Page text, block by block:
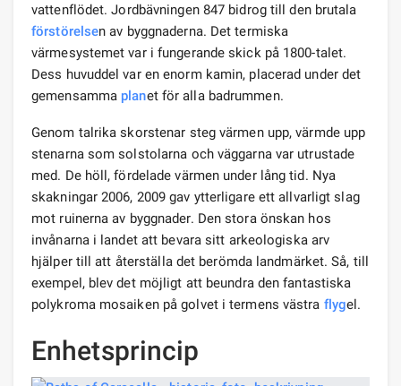
vattenflödet. Jordbävningen 847 bidrog till den brutala
förstörelsen av byggnaderna. Det termiska
värmesystemet var i fungerande skick på 1800-talet.
Dess huvuddel var en enorm kamin, placerad under det
gemensamma planet för alla badrummen.
Genom talrika skorstenar steg värmen upp, värmde upp
stenarna som solstolarna och väggarna var utrustade
med. De höll, fördelade värmen under lång tid. Nya
skakningar 2006, 2009 gav ytterligare ett allvarligt slag
mot ruinerna av byggnader. Den stora önskan hos
invånarna i landet att bevara sitt arkeologiska arv
hjälper till att återställa det berömda landmärket. Så, till
exempel, blev det möjligt att beundra den fantastiska
polykroma mosaiken på golvet i termens västra flygel.
Enhetsprincip